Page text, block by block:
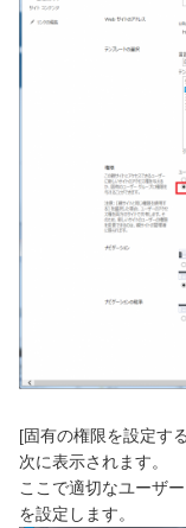
[固有の権限を設定す
次に表示されます。
ここで適切なユーザ
を設定します。